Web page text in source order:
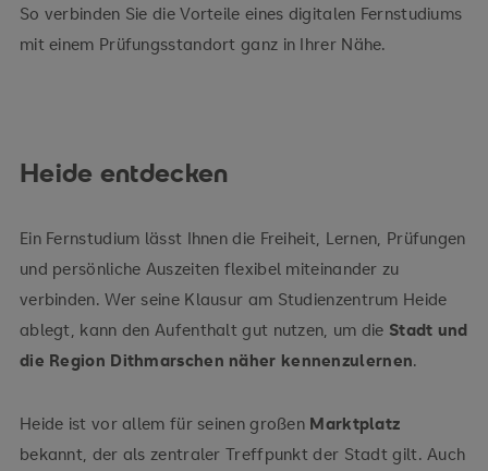
So verbinden Sie die Vorteile eines digitalen Fernstudiums
mit einem Prüfungsstandort ganz in Ihrer Nähe.
Heide entdecken
Ein Fernstudium lässt Ihnen die Freiheit, Lernen, Prüfungen
und persönliche Auszeiten flexibel miteinander zu
verbinden. Wer seine Klausur am Studienzentrum Heide
ablegt, kann den Aufenthalt gut nutzen, um die Stadt und
die Region Dithmarschen näher kennenzulernen.
Heide ist vor allem für seinen großen Marktplatz
bekannt, der als zentraler Treffpunkt der Stadt gilt. Auch